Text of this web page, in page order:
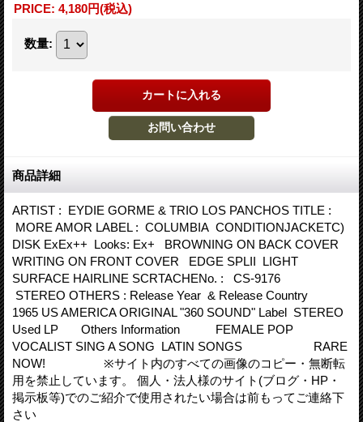
PRICE: 4,180円(税込)
数量:
商品詳細
ARTIST : EYDIE GORME & TRIO LOS PANCHOS TITLE :
MORE AMOR LABEL : COLUMBIA CONDITIONJACKETC)
DISK ExEx++ Looks: Ex+ BROWNING ON BACK COVER
WRITING ON FRONT COVER EDGE SPLII LIGHT
SURFACE HAIRLINE SCRTACHENo. : CS-9176
STEREO OTHERS : Release Year & Release Country
1965 US AMERICA ORIGINAL "360 SOUND" Label STEREO
Used LP Others Information FEMALE POP
VOCALIST SING A SONG LATIN SONGS RARE
NOW! ※サイト内のすべての画像のコピー・無断転
用を禁止しています。 個人・法人様のサイト(ブログ・HP・
掲示板等)でのご紹介で使用されたい場合は前もってご連絡下
さい